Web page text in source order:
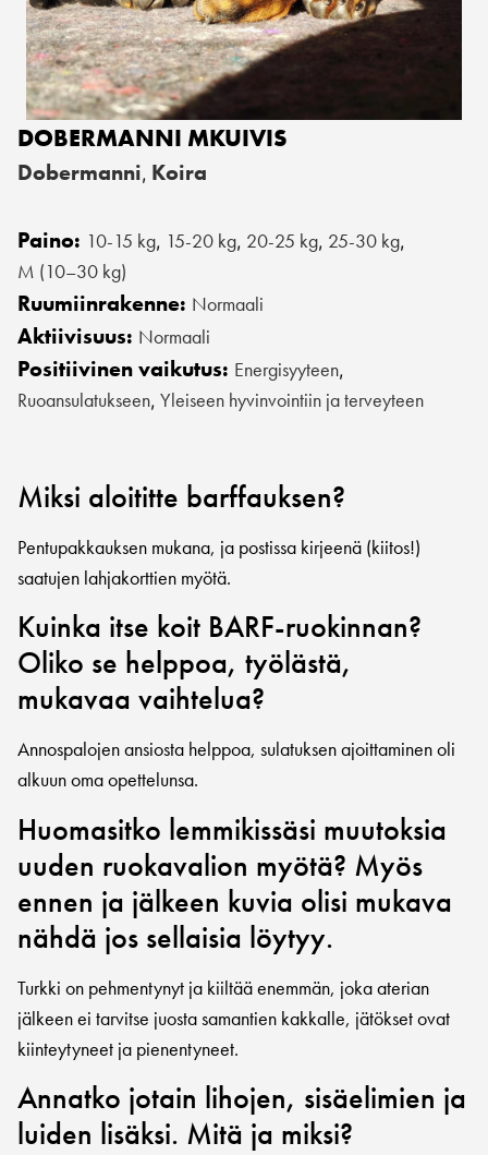
DOBERMANNI MKUIVIS
Dobermanni, Koira
Paino: 10-15 kg, 15-20 kg, 20-25 kg, 25-30 kg,
M (10–30 kg)
Ruumiinrakenne: Normaali
Aktiivisuus: Normaali
Positiivinen vaikutus: Energisyyteen,
Ruoansulatukseen, Yleiseen hyvinvointiin ja terveyteen
Miksi aloititte barffauksen?
Pentupakkauksen mukana, ja postissa kirjeenä (kiitos!)
saatujen lahjakorttien myötä.
Kuinka itse koit BARF-ruokinnan?
Oliko se helppoa, työlästä,
mukavaa vaihtelua?
Annospalojen ansiosta helppoa, sulatuksen ajoittaminen oli
alkuun oma opettelunsa.
Huomasitko lemmikissäsi muutoksia
uuden ruokavalion myötä? Myös
ennen ja jälkeen kuvia olisi mukava
nähdä jos sellaisia löytyy.
Turkki on pehmentynyt ja kiiltää enemmän, joka aterian
jälkeen ei tarvitse juosta samantien kakkalle, jätökset ovat
kiinteytyneet ja pienentyneet.
Annatko jotain lihojen, sisäelimien ja
luiden lisäksi. Mitä ja miksi?